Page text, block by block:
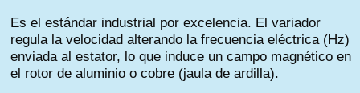
Es el estándar industrial por excelencia. El variador
regula la velocidad alterando la frecuencia eléctrica (Hz)
enviada al estator, lo que induce un campo magnético en
el rotor de aluminio o cobre (jaula de ardilla).